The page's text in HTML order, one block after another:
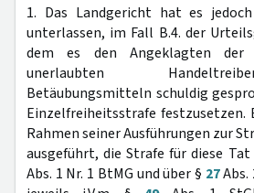
1. Das Landgericht hat es
unterlassen, im Fall B.4. der
dem es den Angeklagten der
unerlaubten
Betäubungsmitteln schuldig
Einzelfreiheitsstrafe festzusetzen.
Rahmen seiner Ausführungen zur
ausgeführt, die Strafe für diese
Abs. 1 Nr. 1 BtMG und über § 27Abs.